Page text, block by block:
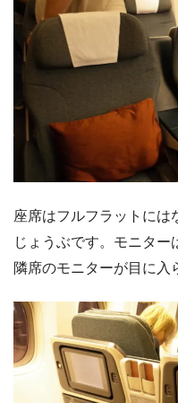
座席はフルフラットには
じょうぶです。モニタ
隣席のモニターが目に入